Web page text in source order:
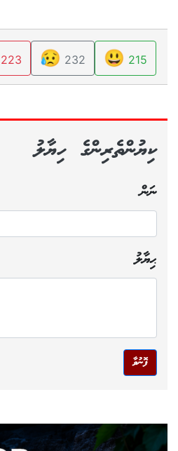
215
😃
232
😥
223
ކިޔުންތެރިންގެ ހިޔާލު
ނަން
ޙިޔާލު
ފޮނުވާ